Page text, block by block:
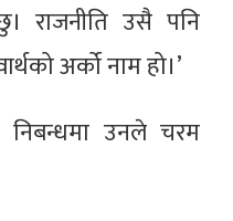
राजनीति उसै पनि
अर्को नाम हो।’
उनले चरम